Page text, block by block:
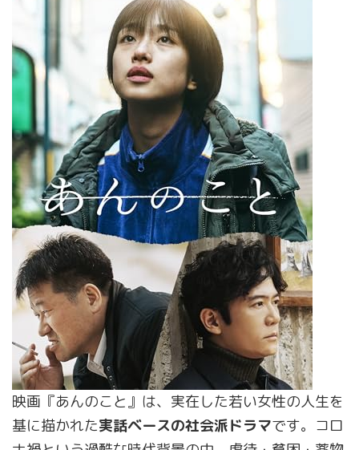
映画『あんのこと』は、実在した若い女性の人生を
基に描かれた実話ベースの社会派ドラマです。コロ